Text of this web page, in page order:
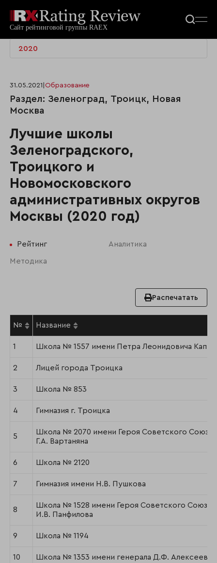
2020
31.05.2021 Образование
Раздел: Зеленоград, Троицк, Новая
Москва
Лучшие школы
Зеленоградского,
Троицкого и
Новомосковского
административных округов
Москвы (2020 год)
Рейтинг Аналитика
Методика
Распечатать
№ Название
1 Школа № 1557 имени Петра Леонидовича
2 Лицей города Троицка
3 Школа № 853
4 Гимназия г. Троицка
5
Школа № 2070 имени Героя Советского Союза
Г.А. Вартаняна
6 Школа № 2120
7 Гимназия имени Н.В. Пушкова
8
Школа № 1528 имени Героя Советского Союза
И.В. Панфилова
9 Школа № 1194
10 Школа № 1353 имени генерала Д.Ф. Алексеева